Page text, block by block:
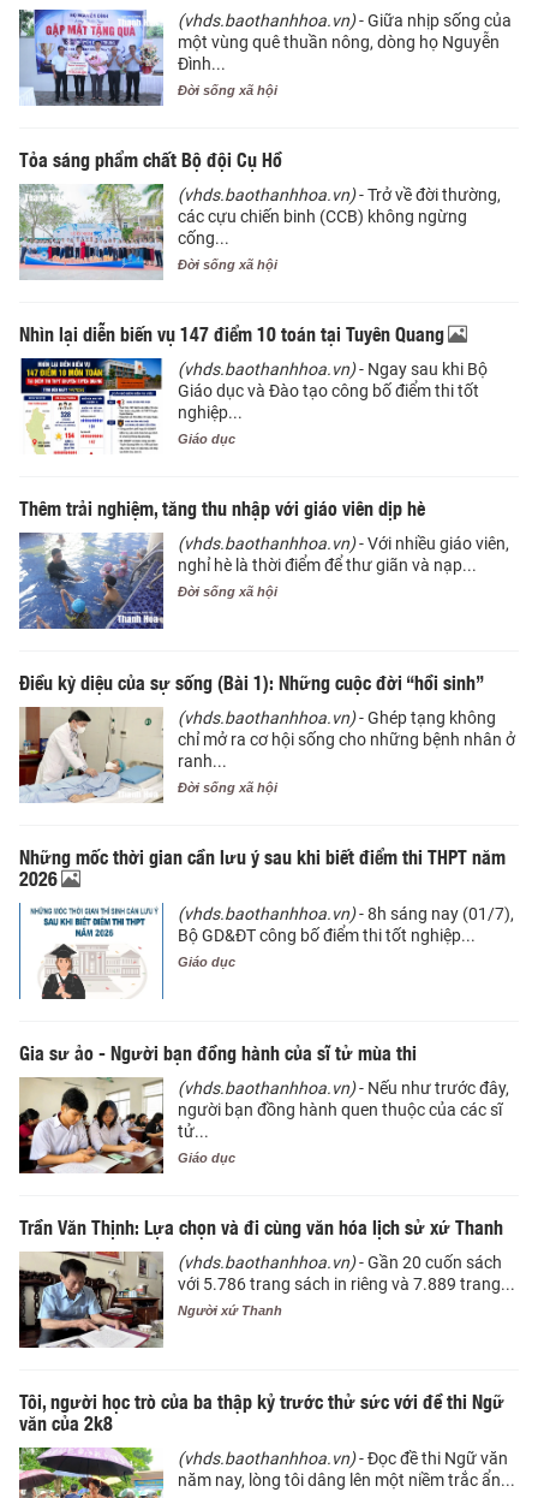
(vhds.baothanhhoa.vn)- Giữa nhịp sống của
một vùng quê thuần nông, dòng họ Nguyễn
Đình...
Đời sống xã hội
Tỏa sáng phẩm chất Bộ đội Cụ Hồ
(vhds.baothanhhoa.vn)- Trở về đời thường,
các cựu chiến binh (CCB) không ngừng
cống...
Đời sống xã hội
Nhìn lại diễn biến vụ 147 điểm 10 toán tại Tuyên Quang
(vhds.baothanhhoa.vn)- Ngay sau khi Bộ
Giáo dục và Đào tạo công bố điểm thi tốt
nghiệp...
Giáo dục
Thêm trải nghiệm, tăng thu nhập với giáo viên dịp hè
(vhds.baothanhhoa.vn)- Với nhiều giáo viên,
nghỉ hè là thời điểm để thư giãn và nạp...
Đời sống xã hội
Điều kỳ diệu của sự sống (Bài 1): Những cuộc đời “hồi sinh”
(vhds.baothanhhoa.vn)- Ghép tạng không
chỉ mở ra cơ hội sống cho những bệnh nhân ở
ranh...
Đời sống xã hội
Những mốc thời gian cần lưu ý sau khi biết điểm thi THPT năm
2026
(vhds.baothanhhoa.vn)- 8h sáng nay (01/7),
Bộ GD&ĐT công bố điểm thi tốt nghiệp...
Giáo dục
Gia sư ảo - Người bạn đồng hành của sĩ tử mùa thi
(vhds.baothanhhoa.vn)- Nếu như trước đây,
người bạn đồng hành quen thuộc của các sĩ
tử...
Giáo dục
Trần Văn Thịnh: Lựa chọn và đi cùng văn hóa lịch sử xứ Thanh
(vhds.baothanhhoa.vn)- Gần 20 cuốn sách
với 5.786 trang sách in riêng và 7.889 trang...
Người xứ Thanh
​Tôi, người học trò của ba thập kỷ trước thử sức với đề thi Ngữ
văn của 2k8
(vhds.baothanhhoa.vn)- Đọc đề thi Ngữ văn
năm nay, lòng tôi dâng lên một niềm trắc ẩn...